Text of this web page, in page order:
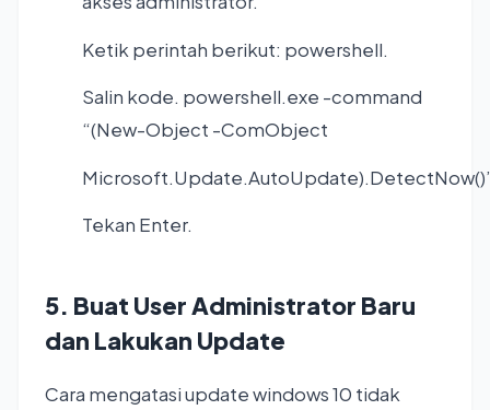
Ketik perintah berikut: powershell.
Salin kode. powershell.exe -command
“(New-Object -ComObject
Tekan Enter.
5. Buat User Administrator Baru
dan Lakukan Update
Cara mengatasi update windows 10 tidak